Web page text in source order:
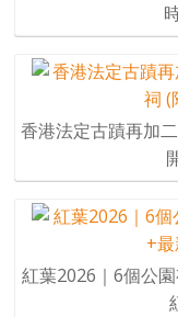
香港法定古蹟再加
紅葉2026｜6個公